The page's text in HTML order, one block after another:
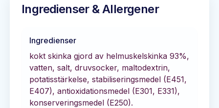
Ingredienser & Allergener
Ingredienser
kokt skinka gjord av helmuskelskinka 93%,
vatten, salt, druvsocker, maltodextrin,
potatisstärkelse, stabiliseringsmedel (E451,
E407), antioxidationsmedel (E301, E331),
konserveringsmedel (E250).